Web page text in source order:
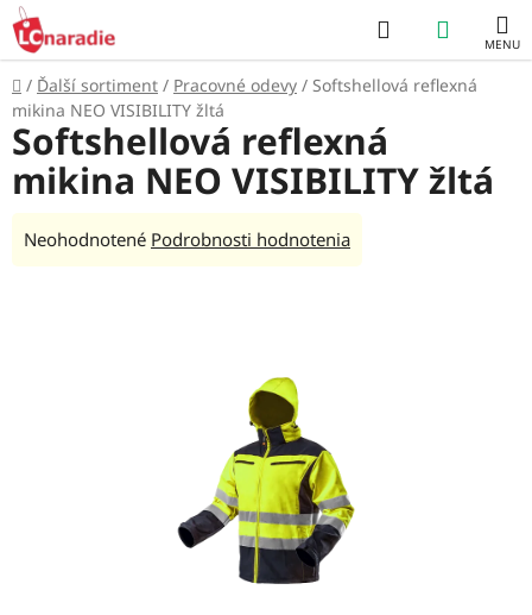
Prejsť
na
obsah
Hľadať
KOŠÍK
Domov
/ Ďalší sortiment / Pracovné odevy / Softshellová reflexná
mikina NEO VISIBILITY žltá
Softshellová reflexná
mikina NEO VISIBILITY žltá
Priemerné
Neohodnotené Podrobnosti hodnotenia